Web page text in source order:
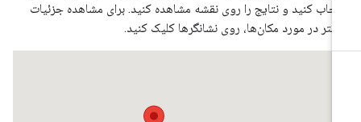
کنید و نتایج را روی نقشه مشاهده کنید. برای مشاهده جزئیات
در مورد مکان‌ها، روی نشانگرها کلیک کنید.